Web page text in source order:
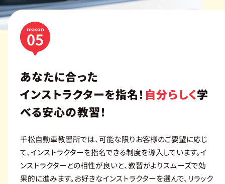
reason
05
あなたに合った
インストラクターを指名！ 自分らしく学
べる安心の教習！
千松自動車教習所では、可能な限りお客様のご要望に応じ
て、インストラクターを指名できる制度を導入しています。イ
ンストラクターとの相性が良いと、教習がよりスムーズで効
果的に進みます。お好きなインストラクターを選んで、リラック